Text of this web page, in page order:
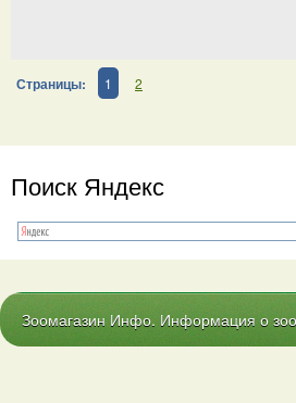
Страницы: 1 2
Поиск Яндекс
Зоомагазин Инфо. Информация о